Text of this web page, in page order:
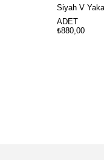
Siyah V
ADET
₺880,00